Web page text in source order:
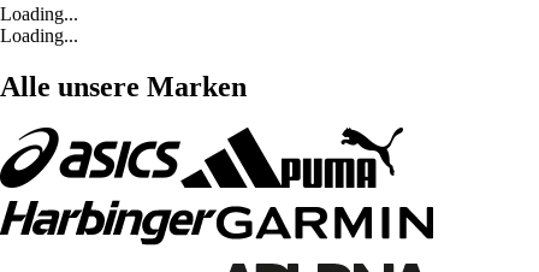
Loading...
Loading...
Alle unsere Marken